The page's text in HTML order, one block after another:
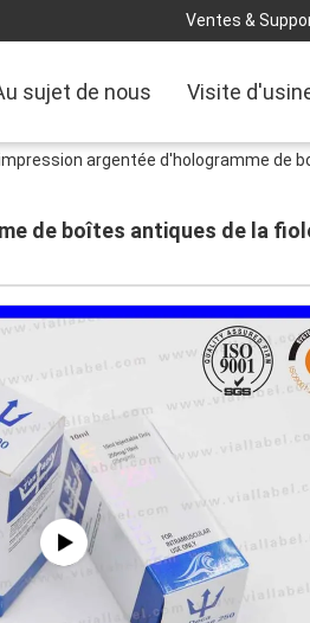
Ventes &
sujet de nous Visite
argentée d'hologramme de
de boîtes antiques de la